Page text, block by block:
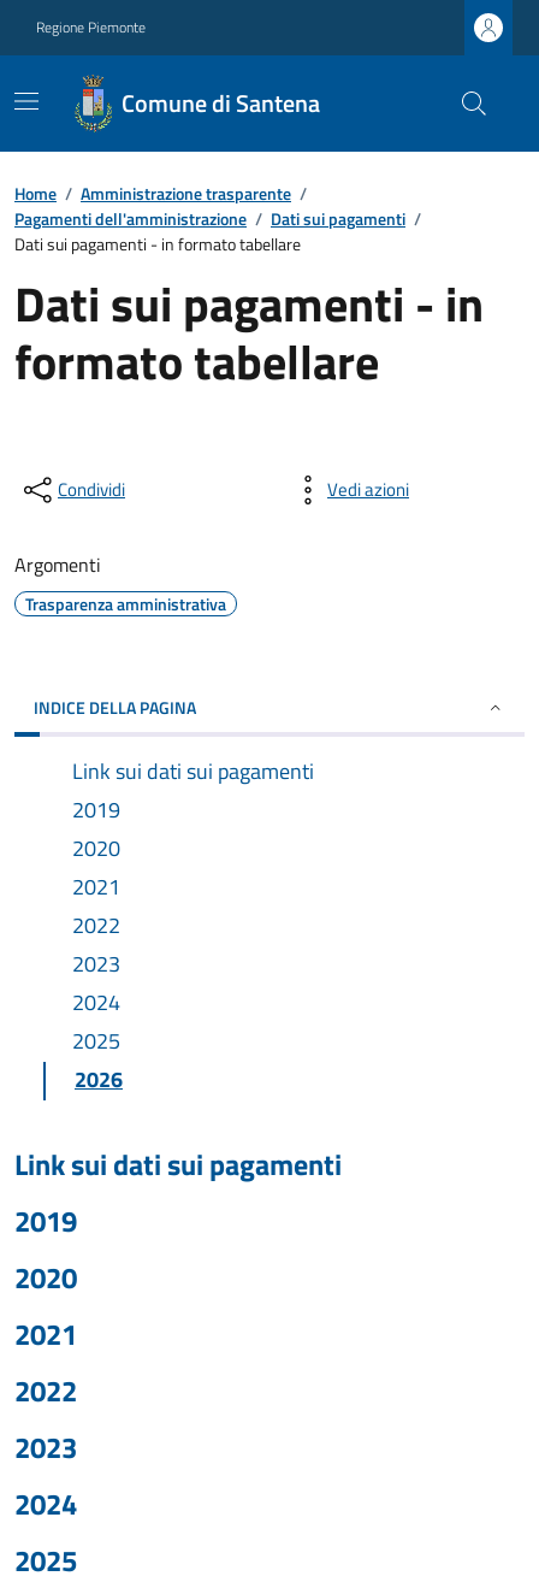
Regione Piemonte
Comune di Santena
Home / Amministrazione trasparente /
Pagamenti dell'amministrazione / Dati sui pagamenti /
Dati sui pagamenti - in formato tabellare
Dati sui pagamenti - in
formato tabellare
Condividi Vedi azioni
Argomenti
Trasparenza amministrativa
INDICE DELLA PAGINA
Link sui dati sui pagamenti
2019
2020
2021
2022
2023
2024
2025
2026
Link sui dati sui pagamenti
2019
2020
2021
2022
2023
2024
2025